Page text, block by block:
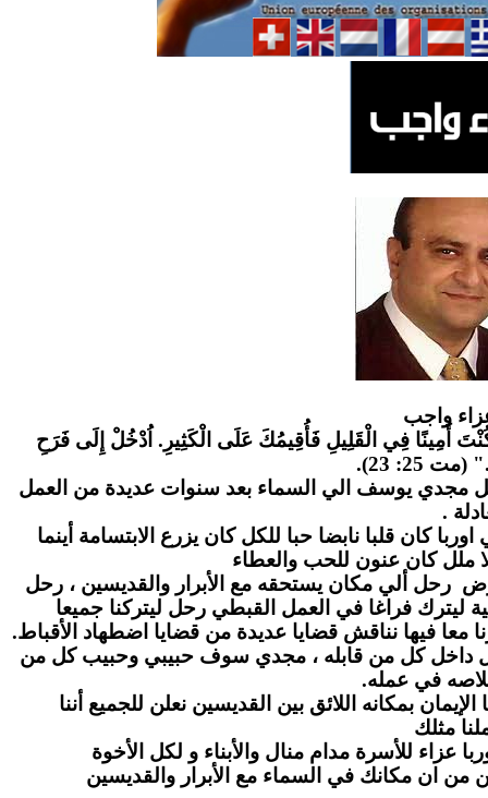
واجب
أَمِينًا فِي الْقَلِيلِ فَأُقِيمُكَ عَلَى الْكَثِيرِ. اُدْخُلْ إِلَى فَرَحِ
25: 23).
مجدي يوسف الي السماء بعد سنوات عديدة من العمل
.
كان قلبا نابضا حبا للكل كان يزرع الابتسامة أينما
ملل كان عنون للحب والعطاء
رحل ألي مكان يستحقه مع الأبرار والقديسين ، رحل
ليترك فراغا في العمل القبطي رحل ليتركنا جميعا
فيها نناقش قضايا عديدة من قضايا اضطهاد الأقباط.
داخل كل من قابله ، مجدي سوف حبيبي وحبيب كل من
في عمله.
بمكانه اللائق بين القديسين نعلن للجميع أننا
مثلك
عزاء للأسرة مدام منال والأبناء و لكل الأخوة
من ان مكانك في السماء مع الأبرار والقديسين